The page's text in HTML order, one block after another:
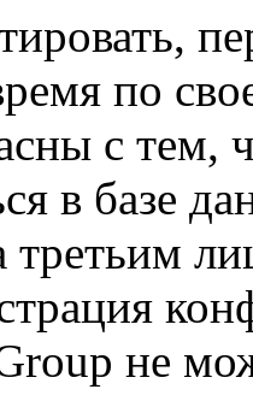
по
с тем,
в базе
третьим
не